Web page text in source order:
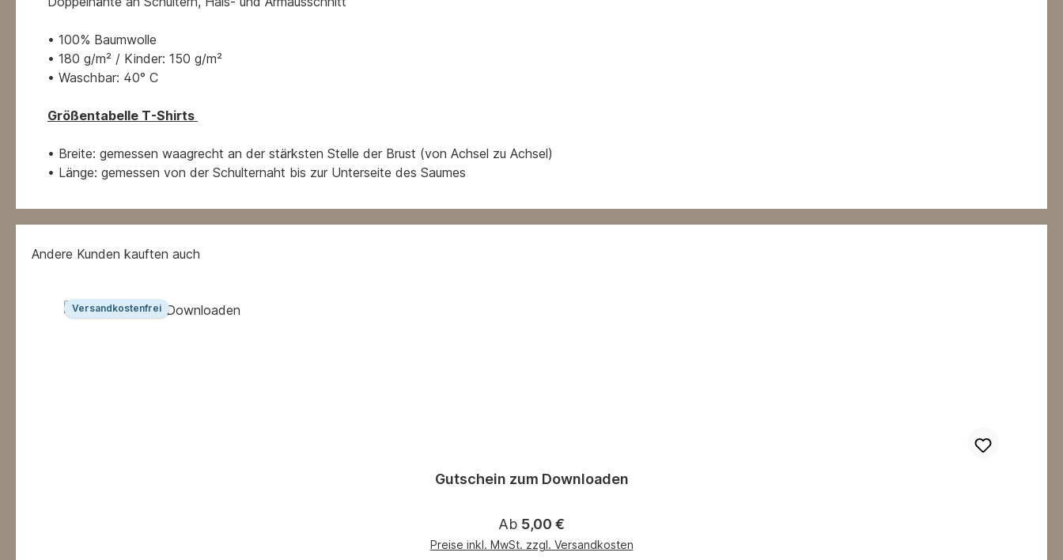
• 100% Baumwolle
• 180 g/m² / Kinder: 150 g/m²
• Waschbar: 40° C
Größentabelle T-Shirts
• Breite: gemessen waagrecht an der stärksten Stelle der Brust (von Achsel zu Achsel)
• Länge: gemessen von der Schulternaht bis zur Unterseite des Saumes
Andere Kunden kauften auch
Versandkostenfrei
Gutschein zum Downloaden
Regulärer Preis:
Ab 5,00 €
Preise inkl. MwSt. zzgl. Versandkosten